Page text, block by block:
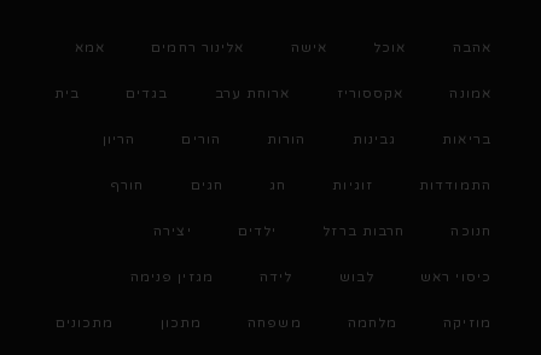
אהבה אוכל אישה אלינור רחמים אמא
אמונה אקססוריז ארוחת ערב בגדים בית
בריאות גבינות הורות הורים הריון
התמודדות זוגיות חג חגים חורף
חנוכה חרבות ברזל ילדים יצירה
כיסוי ראש לבוש לידה מגזין פנימה
מוזיקה מלחמה משפחה מתכון מתכונים